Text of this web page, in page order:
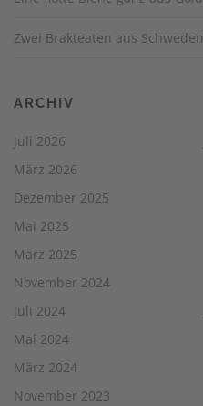
Zwei Brakteaten aus Schweden
ARCHIV
Juli 2026
März 2026
Dezember 2025
Mai 2025
März 2025
November 2024
Juli 2024
Mai 2024
März 2024
November 2023